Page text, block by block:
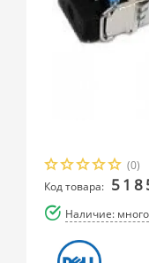
(0)
Код товара:
Наличие: много